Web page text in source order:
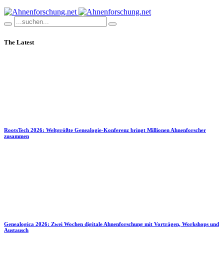
The Latest
RootsTech 2026: Weltgrößte Genealogie-Konferenz bringt Millionen Ahnenforscher
zusammen
Genealogica 2026: Zwei Wochen digitale Ahnenforschung mit Vorträgen, Workshops und
Austausch